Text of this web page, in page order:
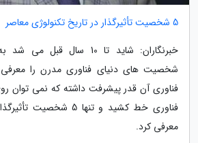
5 شخصیت تأثیرگذار در تاریخ تکنولوژی معاصر
خبرنگاران: شاید تا 10 سال
شخصیت های دنیای فناوری مدرن را معرفی
فناوری آن قدر پیشرفت داشته که نمی توان
فناوری خط کشید و تنها 5
معرفی کرد.